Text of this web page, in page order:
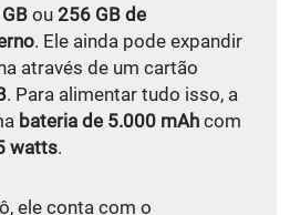
ou 256 GB de
. Ele ainda pode expandir
através de um cartão
. Para alimentar tudo isso, a
bateria de 5.000 mAh com
watts.
ele conta com o